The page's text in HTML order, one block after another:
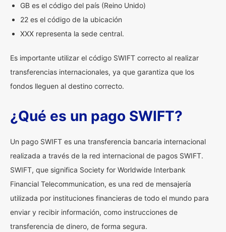
GB es el código del país (Reino Unido)
22 es el código de la ubicación
XXX representa la sede central.
Es importante utilizar el código SWIFT correcto al realizar
transferencias internacionales, ya que garantiza que los
fondos lleguen al destino correcto.
¿Qué es un pago SWIFT?
Un pago SWIFT es una transferencia bancaria internacional
realizada a través de la red internacional de pagos SWIFT.
SWIFT, que significa Society for Worldwide Interbank
Financial Telecommunication, es una red de mensajería
utilizada por instituciones financieras de todo el mundo para
enviar y recibir información, como instrucciones de
transferencia de dinero, de forma segura.